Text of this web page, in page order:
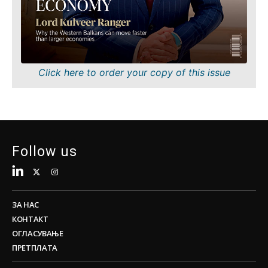
FMCG
Наука
Рударство
Малопродажба
Одржливост
Insights
Анализа
Одржливост
Технологија
Телекомуникации
Транспорт
Трговија
Insights
Интервју
Мислење
Свет
Discover
Click here to order your copy of this issue
Follow us
ЗА НАС
КОНТАКТ
ОГЛАСУВАЊЕ
ПРЕТПЛАТА